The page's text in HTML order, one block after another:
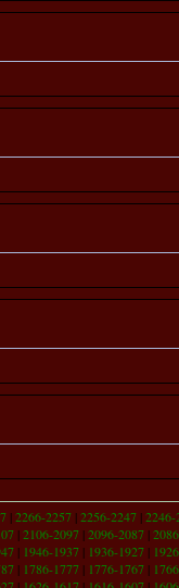
|2266-2257 |2256-2247 |2246-
| 2106-2097 | 2096-2087 |
| 1946-1937 | 1936-1927 |
| 1786-1777 | 1776-1767 |